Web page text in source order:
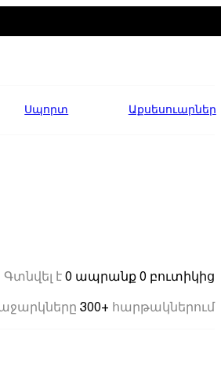
Սպորտ Աքսեսուարներ
Գտնվել է 0 ապրանք 0 բուտիկից
300+ հարթակներում